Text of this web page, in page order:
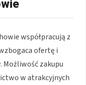
współpracują z
ofertę i
zakupu
w atrakcyjnych